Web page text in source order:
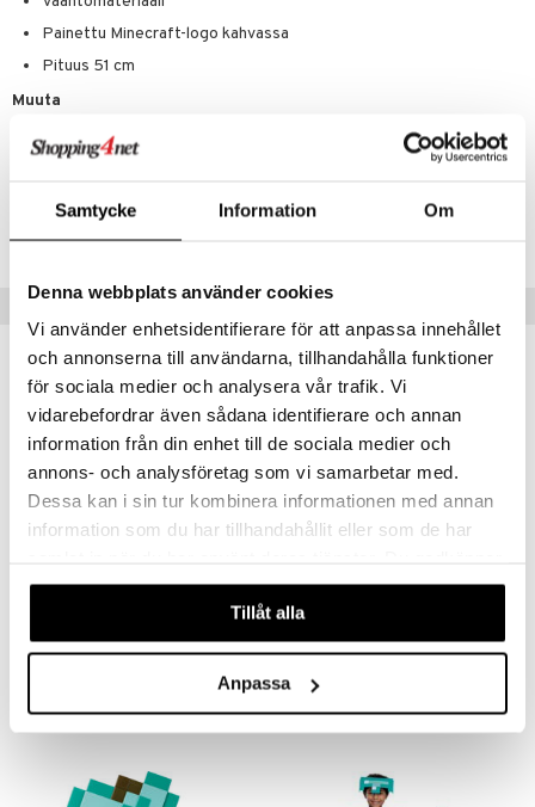
Samtycke Information Om
Denna webbplats använder cookies
Vi använder enhetsidentifierare för att anpassa innehållet
och annonserna till användarna, tillhandahålla funktioner
för sociala medier och analysera vår trafik. Vi
vidarebefordrar även sådana identifierare och annan
information från din enhet till de sociala medier och
annons- och analysföretag som vi samarbetar med.
Dessa kan i sin tur kombinera informationen med annan
information som du har tillhandahållit eller som de har
våra cookies vid fortsatt användande av vår webbplats.
Tillåt alla
Anpassa
Painettu Minecraft-logo kahvassa
Pituus 51 cm
Muuta
4 vuotta+
Tuotenumero
Vinkkejä sinulle
Disguise Minecraft Costume Steve
25,90